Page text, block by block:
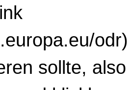
odr)
sollte,